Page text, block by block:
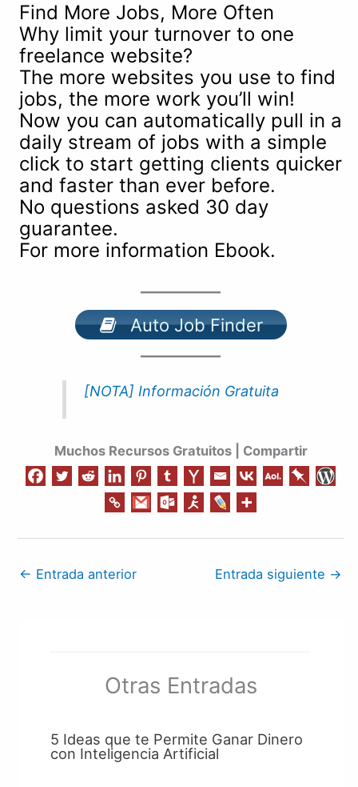
Find More Jobs, More Often
Why limit your turnover to one
freelance website?
The more websites you use to find
jobs, the more work you’ll win!
Now you can automatically pull in a
daily stream of jobs with a simple
click to start getting clients quicker
and faster than ever before.
No questions asked 30 day
guarantee.
For more information Ebook.
Auto Job Finder
[NOTA] Información Gratuita
Muchos Recursos Gratuitos | Compartir
← Entrada anterior Entrada siguiente →
Otras Entradas
5 Ideas que te Permite Ganar Dinero
con Inteligencia Artificial